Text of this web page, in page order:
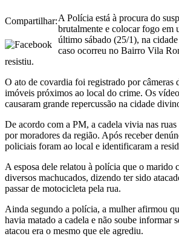
Compartilhar:A Polícia está à procura do
brutalmente e colocar fogo em
último sábado (25/1), na
caso ocorreu no Bairro Vila
resistiu.
O ato de covardia foi registrado por câmeras
imóveis próximos ao local do crime. Os
causaram grande repercussão na cidade
De acordo com a PM, a cadela vivia nas
por moradores da região. Após receber
policiais foram ao local e identificaram a
A esposa dele relatou à polícia que o marido
diversos machucados, dizendo ter sido
passar de motocicleta pela rua.
Ainda segundo a polícia, a mulher afirmou
havia matado a cadela e não soube informar
atacou era o mesmo que ele agrediu.